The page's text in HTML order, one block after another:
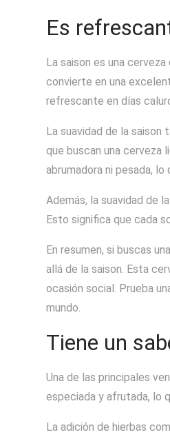
Es
La saison es una
convierte en una
refrescante en días
La suavidad de la
que buscan una cerveza
abrumadora ni pesada,
Además, la suavidad de
Esto significa que cada
En resumen, si buscas
allá de la saison. Esta
ocasión social. Prueba
mundo.
Tiene un
Una de las principales
especiada y afrutada, lo
La adición de hierbas